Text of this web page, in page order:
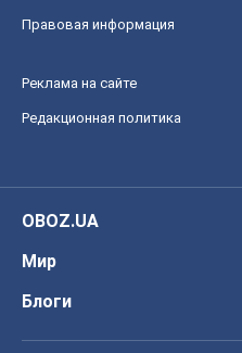
Правовая информация
Реклама на сайте
Редакционная политика
OBOZ.UA
Мир
Блоги